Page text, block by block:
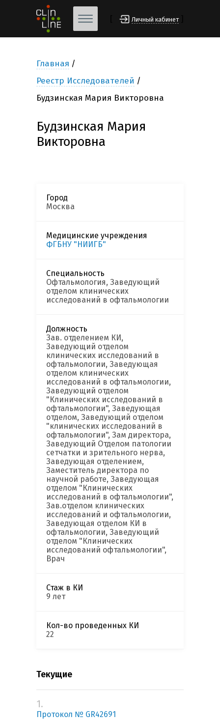
Личный кабинет
Главная
Реестр Исследователей
Будзинская Мария Викторовна
Будзинская Мария
Викторовна
Город
Москва
Медицинские учреждения
ФГБНУ "НИИГБ"
Специальность
Офтальмология, Заведующий
отделом клинических
исследований в офтальмологии
Должность
Зав. отделением КИ,
Заведующий отделом
клинических исследований в
офтальмологии, Заведующая
отделом клинических
исследований в офтальмологии,
Заведующий отделом
"Клинических исследований в
офтальмологии", Заведующая
отделом, Заведующий отделом
"клинических исследований в
офтальмологии", Зам директора,
Заведующий Отделом патологии
сетчатки и зрительного нерва,
Заведующая отделением,
Заместитель директора по
научной работе, Заведующая
отделом "Клинических
исследований в офтальмологии",
Зав.отделом клинических
исследований и офтальмологии,
Заведующая отделом КИ в
офтальмологии, Заведующий
отделом "Клинических
исследований офтальмологии",
Врач
Стаж в КИ
9 лет
Кол-во проведенных КИ
22
Текущие
1.
Протокол № GR42691